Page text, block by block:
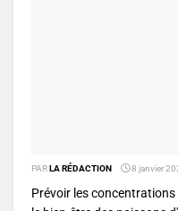
PARLA RÉDACTION 8 janvier
Prévoir les